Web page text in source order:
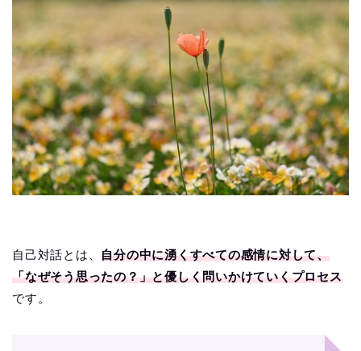
自己対話とは、自分の中に湧くすべての感情に対して、
「なぜそう思ったの？」と優しく問いかけていくプロセス
です。